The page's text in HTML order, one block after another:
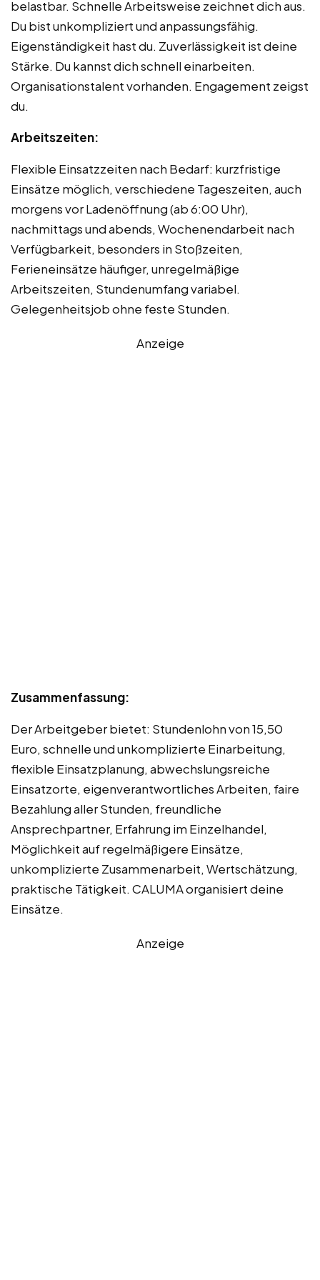
belastbar. Schnelle Arbeitsweise zeichnet dich aus.
Du bist unkompliziert und anpassungsfähig.
Eigenständigkeit hast du. Zuverlässigkeit ist deine
Stärke. Du kannst dich schnell einarbeiten.
Organisationstalent vorhanden. Engagement zeigst
du.
Arbeitszeiten:
Flexible Einsatzzeiten nach Bedarf: kurzfristige
Einsätze möglich, verschiedene Tageszeiten, auch
morgens vor Ladenöffnung (ab 6:00 Uhr),
nachmittags und abends, Wochenendarbeit nach
Verfügbarkeit, besonders in Stoßzeiten,
Ferieneinsätze häufiger, unregelmäßige
Arbeitszeiten, Stundenumfang variabel.
Gelegenheitsjob ohne feste Stunden.
Anzeige
Zusammenfassung:
Der Arbeitgeber bietet: Stundenlohn von 15,50
Euro, schnelle und unkomplizierte Einarbeitung,
flexible Einsatzplanung, abwechslungsreiche
Einsatzorte, eigenverantwortliches Arbeiten, faire
Bezahlung aller Stunden, freundliche
Ansprechpartner, Erfahrung im Einzelhandel,
Möglichkeit auf regelmäßigere Einsätze,
unkomplizierte Zusammenarbeit, Wertschätzung,
praktische Tätigkeit. CALUMA organisiert deine
Einsätze.
Anzeige